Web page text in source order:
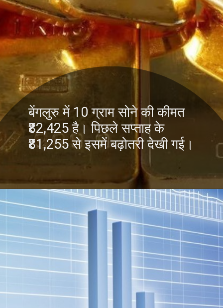
बेंगलुरु में 10 ग्राम सोने की कीमत
₹82,425 है। पिछले सप्ताह के
₹81,255 से इसमें बढ़ोतरी देखी गई।